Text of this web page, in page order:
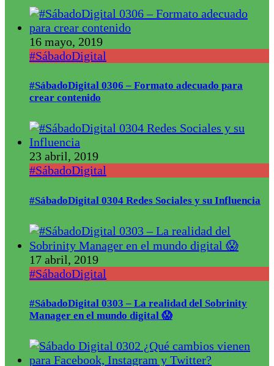
16 mayo, 2019
#SábadoDigital
#SábadoDigital 0306 – Formato adecuado para
crear contenido
23 abril, 2019
#SábadoDigital
#SábadoDigital 0304 Redes Sociales y su Influencia
17 abril, 2019
#SábadoDigital
#SábadoDigital 0303 – La realidad del Sobrinity
Manager en el mundo digital 😱